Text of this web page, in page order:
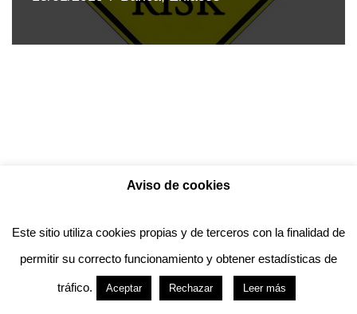
Política de Cookies
Anotado funciona gracias a
diseño del tema
Neve
Aviso de cookies
Este sitio utiliza cookies propias y de terceros con la finalidad de
permitir su correcto funcionamiento y obtener estadísticas de
tráfico. Aceptar Rechazar Leer más